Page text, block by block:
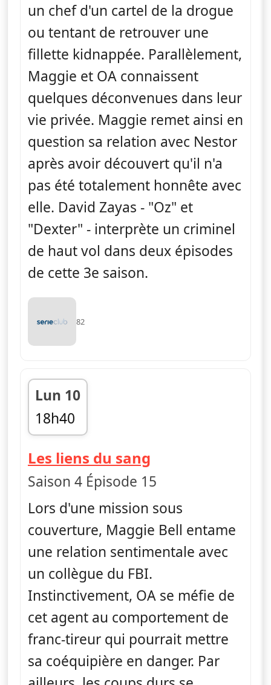
un chef d'un cartel de la drogue
ou tentant de retrouver une
fillette kidnappée. Parallèlement,
Maggie et OA connaissent
quelques déconvenues dans leur
vie privée. Maggie remet ainsi en
question sa relation avec Nestor
après avoir découvert qu'il n'a
pas été totalement honnête avec
elle. David Zayas - "Oz" et
"Dexter" - interprète un criminel
de haut vol dans deux épisodes
de cette 3e saison.
82
Lun 10
18h40
fin 19h25
Les liens du sang
Saison 4 Épisode 15
Lors d'une mission sous
couverture, Maggie Bell entame
une relation sentimentale avec
un collègue du FBI.
Instinctivement, OA se méfie de
cet agent au comportement de
franc-tireur qui pourrait mettre
sa coéquipière en danger. Par